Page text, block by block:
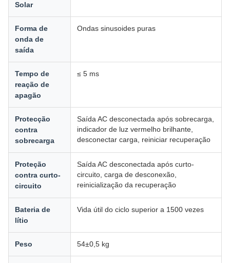
Solar
Forma de
onda de
saída
Ondas sinusoides puras
Tempo de
reação de
apagão
≤ 5 ms
Protecção
contra
sobrecarga
Saída AC desconectada após sobrecarga,
indicador de luz vermelho brilhante,
desconectar carga, reiniciar recuperação
Proteção
contra curto-
circuito
Saída AC desconectada após curto-
circuito, carga de desconexão,
reinicialização da recuperação
Bateria de
lítio
Vida útil do ciclo superior a 1500 vezes
Peso 54±0,5 kg